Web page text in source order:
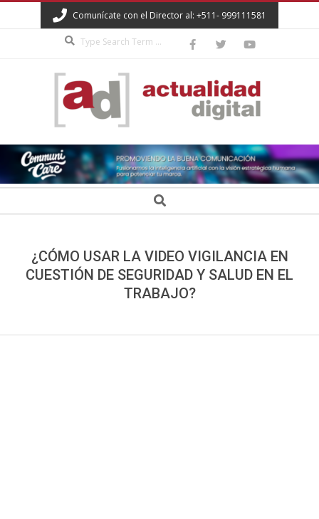
to
Comunícate con el Director al: +511- 999111581
ACTUALIDAD
DIGITAL Search
¿CÓMO USAR LA VIDEO VIGILANCIA EN
CUESTIÓN DE SEGURIDAD Y SALUD EN EL
TRABAJO?